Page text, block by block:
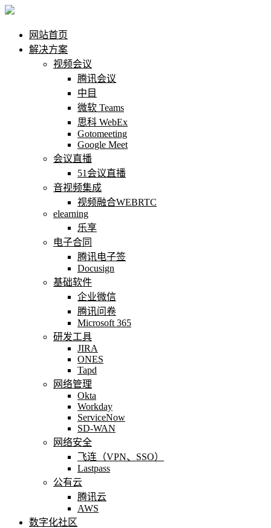
网站首页
解决方案
视频会议
腾讯会议
中目
微软 Teams
思科 WebEx
Gotomeeting
Google Meet
会议直播
51会议直播
音视频集成
视频融合WEBRTC
elearning
乐享
电子合同
腾讯电子签
Docusign
基础软件
企业微信
腾讯问卷
Microsoft 365
研发工具
JIRA
ONES
Tapd
网络管理
Okta
Workday
ServiceNow
SD-WAN
网络安全
飞连（VPN、SSO）
Lastpass
公有云
腾讯云
AWS
数字化社区